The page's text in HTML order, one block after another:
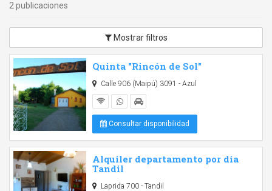
2 publicaciones
Mostrar filtros
Quinta "Rincón de Sol"
Calle 906 (Maipú) 3091 - Azul
Consultar disponibilidad
Alquiler departamento por dia
Tandil
Laprida 700 - Tandil